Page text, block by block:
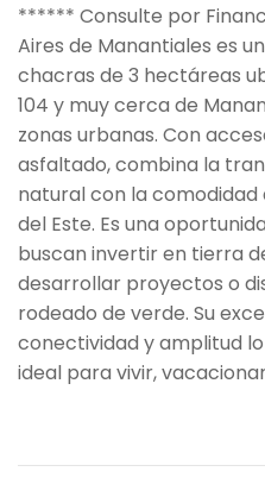
****** Consulte por
Aires de Manantiales es
chacras de 3 hectáreas
104 y muy cerca de
zonas urbanas. Con
asfaltado, combina la
natural con la
del Este. Es una
buscan invertir en tierra
desarrollar proyectos o
rodeado de verde. Su
conectividad y amplitud
ideal para vivir,